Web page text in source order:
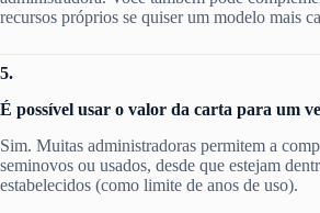
recursos próprios se quiser um modelo mais
5.
É possível usar o valor da carta para um
Sim. Muitas administradoras permitem a
seminovos ou usados, desde que estejam
estabelecidos (como limite de anos de uso).